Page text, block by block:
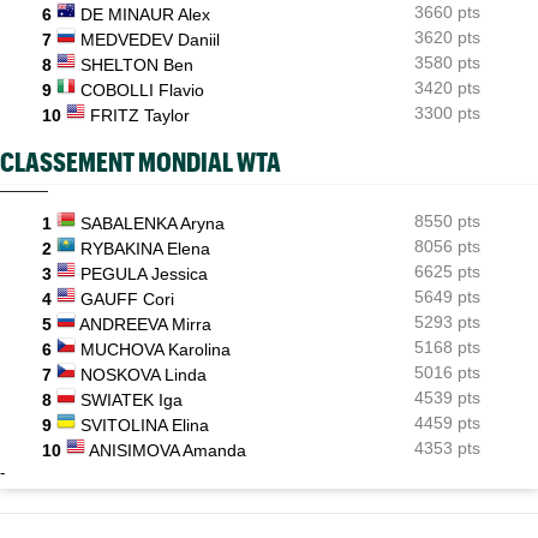
6
DE MINAUR Alex
3660 pts
7
MEDVEDEV Daniil
3620 pts
8
SHELTON Ben
3580 pts
9
COBOLLI Flavio
3420 pts
10
FRITZ Taylor 3300 pts
CLASSEMENT MONDIAL WTA
1 SABALENKA Aryna
8550 pts
2
RYBAKINA Elena
8056 pts
3
PEGULA Jessica
6625 pts
4
GAUFF Cori
5649 pts
5
ANDREEVA Mirra
5293 pts
6
MUCHOVA Karolina
5168 pts
7
NOSKOVA Linda
5016 pts
8
SWIATEK Iga
4539 pts
9
SVITOLINA Elina
4459 pts
10
ANISIMOVA Amanda 4353 pts
-